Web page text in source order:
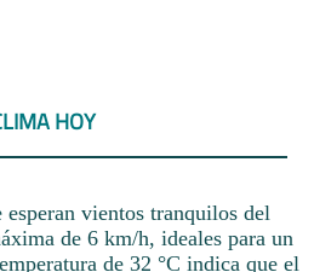
HOY
vientos tranquilos del
de 6 km/h, ideales para un
de 32 °C indica que el